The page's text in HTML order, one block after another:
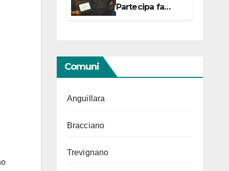
Partecipa fa
centro con due
Comuni
Anguillara
Bracciano
Trevignano